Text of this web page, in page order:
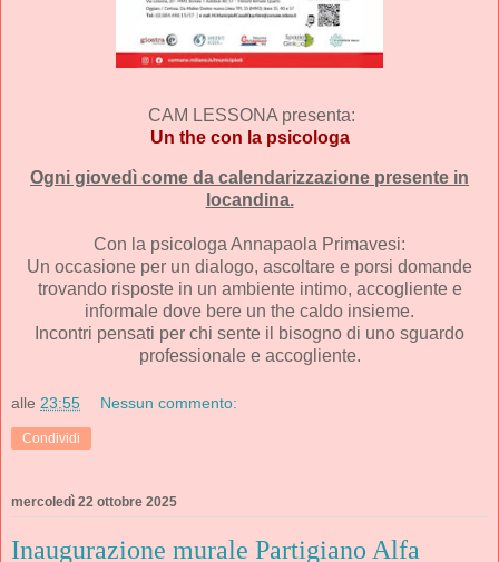
CAM LESSONA presenta:
Un the con la psicologa
Ogni giovedì come da calendarizzazione presente in
locandina.
Con la psicologa Annapaola Primavesi:
Un occasione per un dialogo, ascoltare e porsi domande
trovando risposte in un ambiente intimo, accogliente e
informale dove bere un the caldo insieme.
Incontri pensati per chi sente il bisogno di uno sguardo
professionale e accogliente.
alle 23:55 Nessun commento:
Condividi
mercoledì 22 ottobre 2025
Inaugurazione murale Partigiano Alfa